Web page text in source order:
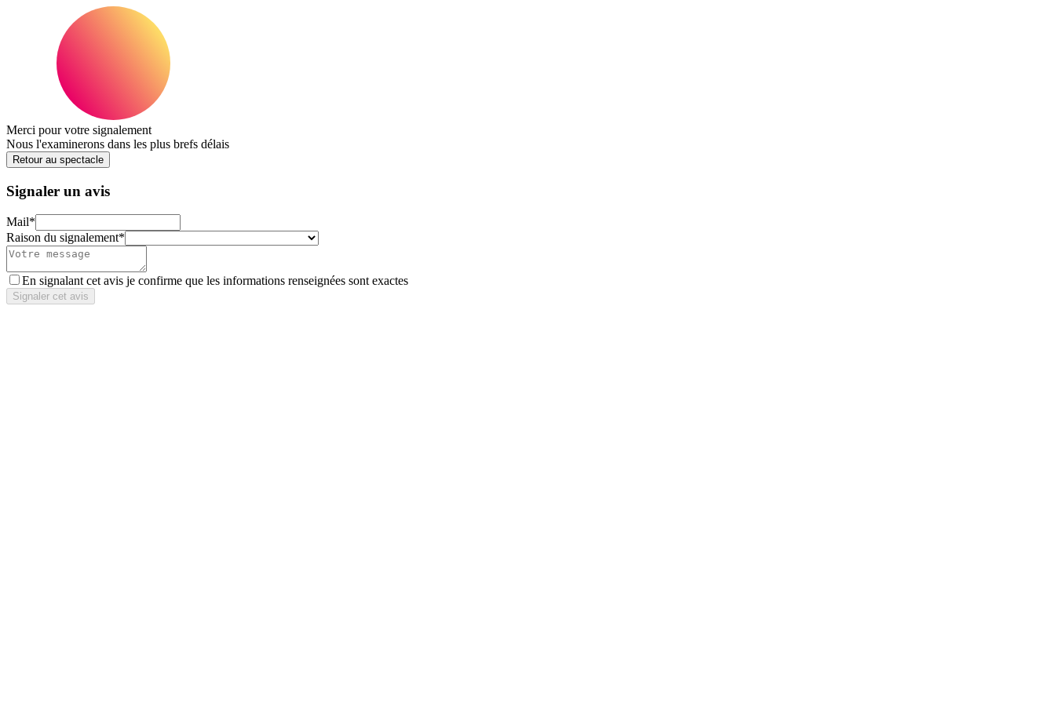
Merci pour votre signalement
Nous l'examinerons dans les plus brefs délais
Retour au spectacle
Signaler un avis
Mail*
Raison du signalement*
En signalant cet avis je confirme que les informations renseignées sont exactes
Signaler cet avis